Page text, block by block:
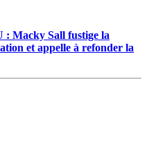
: Macky Sall fustige la
et appelle à refonder la